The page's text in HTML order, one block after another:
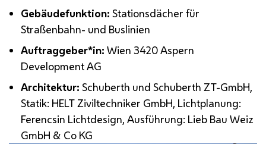
Gebäudefunktion:Stationsdächer für
Straßenbahn- und Buslinien
Auftraggeber*in:Wien 3420 Aspern
DevelopmentAG
Architektur:Schuberth und Schuberth ZT-GmbH,
Statik: HELT Ziviltechniker GmbH, Lichtplanung:
Ferencsin Lichtdesign, Ausführung: Lieb Bau Weiz
GmbH & Co KG